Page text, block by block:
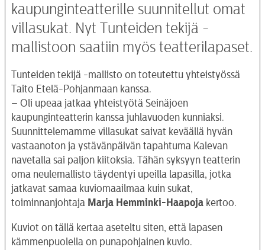
kaupunginteatterille suunnitellut omat
villasukat. Nyt Tunteiden tekijä -
mallistoon saatiin myös teatterilapaset.
Tunteiden tekijä -mallisto on toteutettu yhteistyössä
Taito Etelä-Pohjanmaan kanssa.
– Oli upeaa jatkaa yhteistyötä Seinäjoen
kaupunginteatterin kanssa juhlavuoden kunniaksi.
Suunnittelemamme villasukat saivat keväällä hyvän
vastaanoton ja ystävänpäivän tapahtuma Kalevan
navetalla sai paljon kiitoksia. Tähän syksyyn teatterin
oma neulemallisto täydentyi upeilla lapasilla, jotka
jatkavat samaa kuviomaailmaa kuin sukat,
toiminnanjohtaja Marja Hemminki-Haapoja kertoo.
Kuviot on tällä kertaa aseteltu siten, että lapasen
kämmenpuolella on punapohjainen kuvio.